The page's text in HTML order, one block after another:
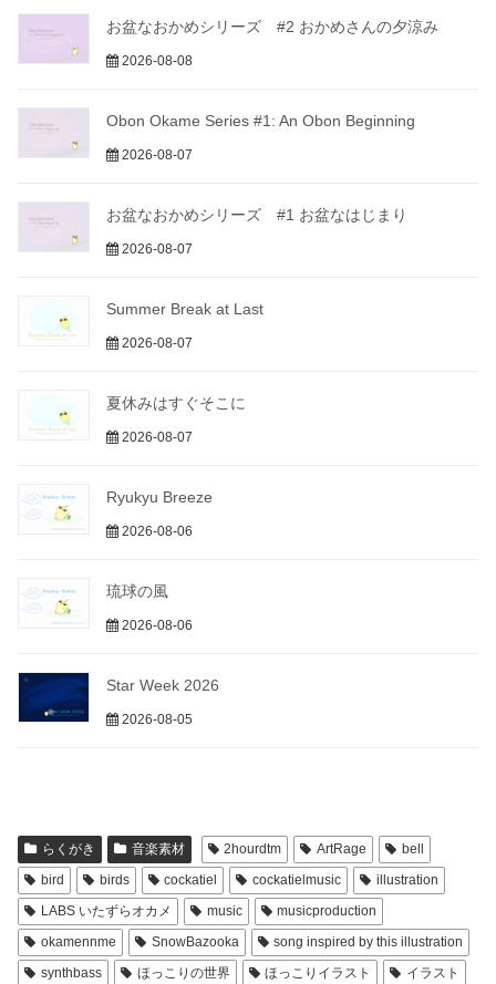
お盆なおかめシリーズ #2 おかめさんの夕涼み
2026-08-08
Obon Okame Series #1: An Obon Beginning
2026-08-07
お盆なおかめシリーズ #1 お盆なはじまり
2026-08-07
Summer Break at Last
2026-08-07
夏休みはすぐそこに
2026-08-07
Ryukyu Breeze
2026-08-06
琉球の風
2026-08-06
Star Week 2026
2026-08-05
らくがき 音楽素材 2hourdtm ArtRage
bell
bird
birds cockatiel cockatielmusic
illustration
LABS いたずらオカメ
music
musicproduction
okamennme
SnowBazooka
song inspired by this illustration
synthbass
ほっこりの世界 ほっこりイラスト
イラスト